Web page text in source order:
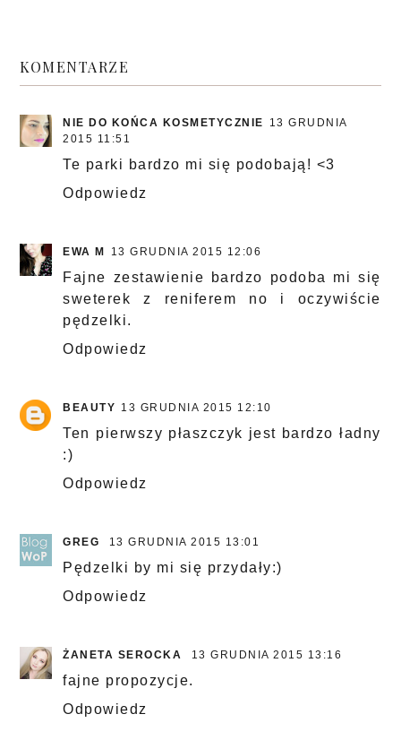
KOMENTARZE
NIE DO KOŃCA KOSMETYCZNIE
13 GRUDNIA
2015 11:51
Te parki bardzo mi się podobają! <3
Odpowiedz
EWA M 13 GRUDNIA 2015 12:06
Fajne zestawienie bardzo podoba mi się
sweterek z reniferem no i oczywiście
pędzelki.
Odpowiedz
BEAUTY 13 GRUDNIA 2015 12:10
Ten pierwszy płaszczyk jest bardzo ładny
:)
Odpowiedz
GREG 13 GRUDNIA 2015 13:01
Pędzelki by mi się przydały:)
Odpowiedz
ŻANETA SEROCKA 13 GRUDNIA 2015 13:16
fajne propozycje.
Odpowiedz